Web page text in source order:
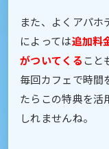
また、よくアパホ
によっては追加料
がついてくること
毎回カフェで時間
たらこの特典を活
しれませんね。